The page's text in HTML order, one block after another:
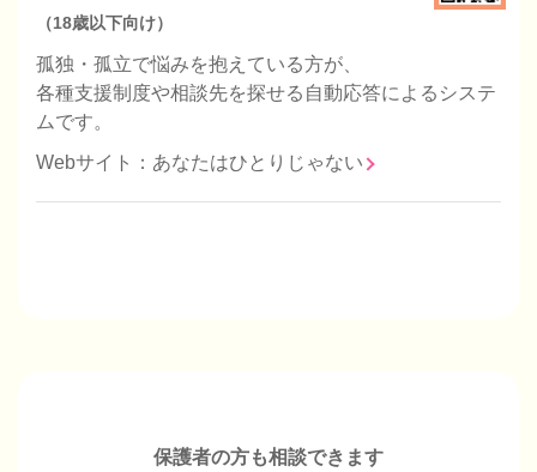
（18歳以下向け）
孤独・孤立で悩みを抱えている方が、
各種支援制度や相談先を探せる自動応答によるシステ
ムです。
Webサイト：あなたはひとりじゃない
保護者の方も相談できます